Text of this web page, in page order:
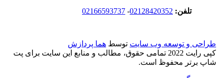
تلفن: 02128420352
-
02166593737
طراحی و توسعه وب سایت توسط هما پردازش
کپی رایت 2022 تمامی حقوق، مطالب و منابع این سایت برای پت
شاپ برتر محفوظ است.